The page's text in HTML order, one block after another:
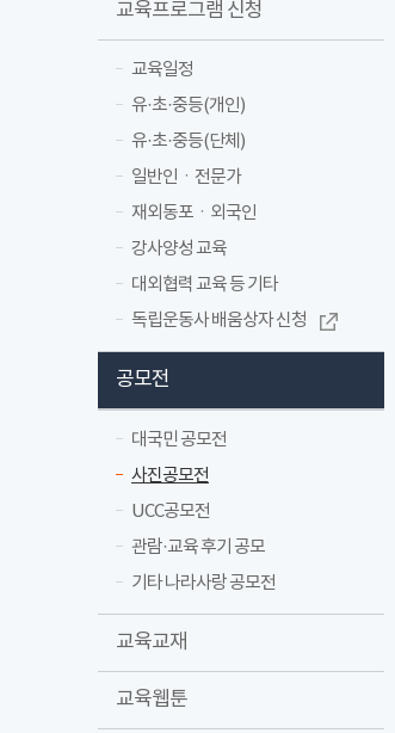
교육프로그램 신청
교육일정
유·초·중등(개인)
유·초·중등(단체)
일반인ㆍ전문가
재외동포ㆍ외국인
강사양성 교육
대외협력 교육 등 기타
독립운동사 배움상자 신청
공모전
대국민 공모전
사진공모전
UCC공모전
관람·교육 후기 공모
기타 나라사랑 공모전
교육교재
교육웹툰